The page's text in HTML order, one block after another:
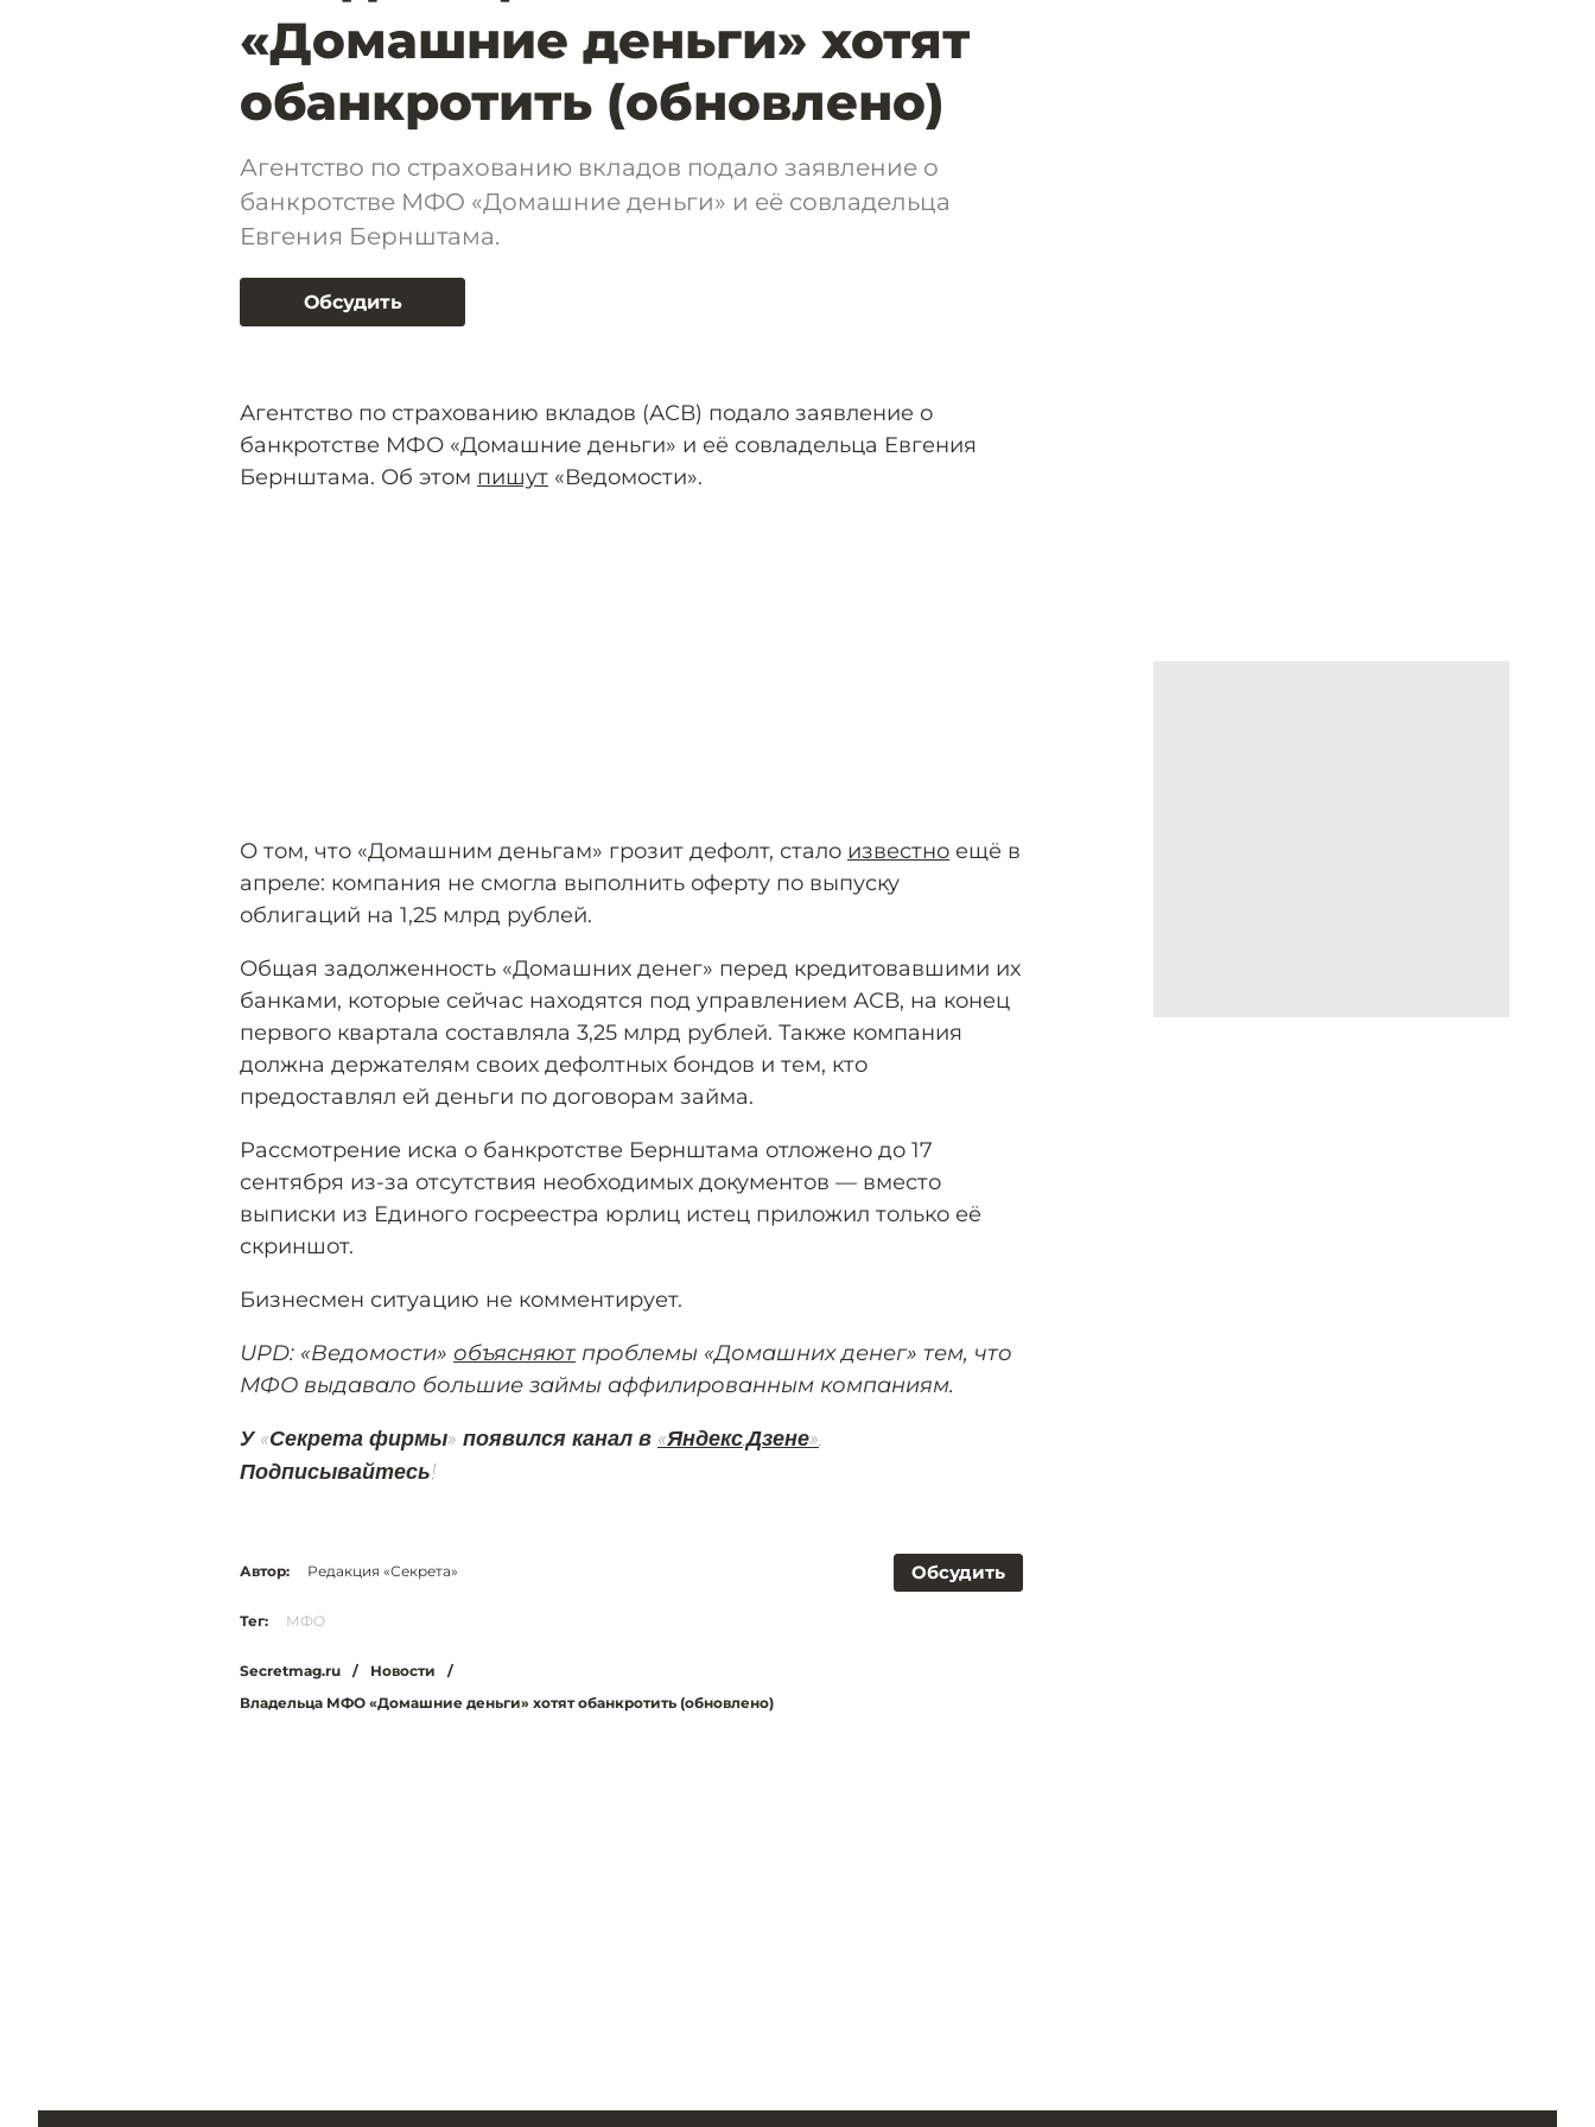
«Домашние деньги» хотят
обанкротить (обновлено)
Агентство по страхованию вкладов подало заявление о
банкротстве МФО «Домашние деньги» и её совладельца
Евгения Бернштама.
Обсудить
Агентство по страхованию вкладов (АСВ) подало заявление о
банкротстве МФО «Домашние деньги» и её совладельца Евгения
Бернштама. Об этом пишут «Ведомости».
О том, что «Домашним деньгам» грозит дефолт, стало известно ещё в
апреле: компания не смогла выполнить оферту по выпуску
облигаций на 1,25 млрд рублей.
Общая задолженность «Домашних денег» перед кредитовавшими их
банками, которые сейчас находятся под управлением АСВ, на конец
первого квартала составляла 3,25 млрд рублей. Также компания
должна держателям своих дефолтных бондов и тем, кто
предоставлял ей деньги по договорам займа.
Рассмотрение иска о банкротстве Бернштама отложено до 17
сентября из-за отсутствия необходимых документов — вместо
выписки из Единого госреестра юрлиц истец приложил только её
скриншот.
Бизнесмен ситуацию не комментирует.
UPD: «Ведомости» объясняютпроблемы «Домашних денег» тем, что
МФО выдавало большие займы аффилированным компаниям.
У «Секрета фирмы» появился канал в «Яндекс.Дзене».
Подписывайтесь!
Обсудить
Автор: Редакция «Секрета»
Тег: МФО
Secretmag.ru / Новости
/
Владельца МФО «Домашние деньги» хотят обанкротить (обновлено)